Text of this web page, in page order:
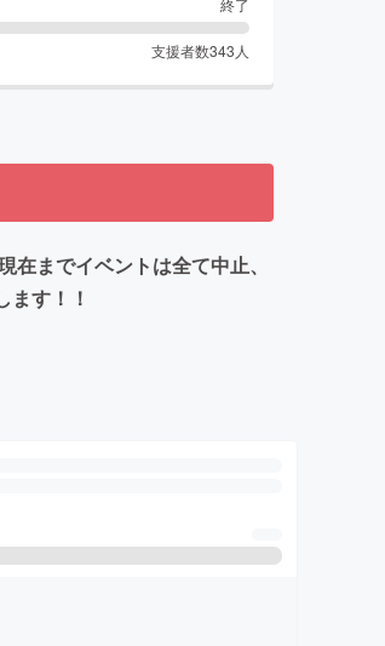
支援者数343 人
までイベントは全て中止、
す！！